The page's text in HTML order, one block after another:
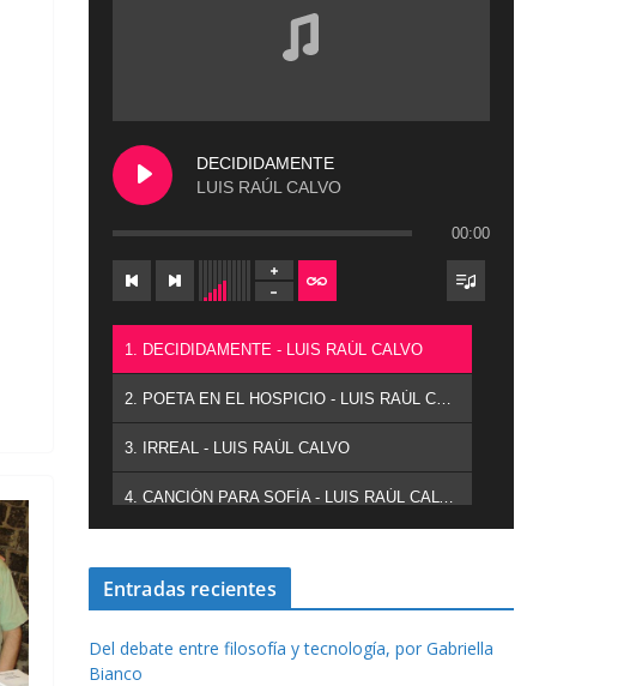
DECIDIDAMENTE
LUIS RAÚL CALVO
00:00
1. DECIDIDAMENTE - LUIS RAÚL CALVO
2. POETA EN EL HOSPICIO - LUIS RAÚL CALVO
3. IRREAL - LUIS RAÚL CALVO
Entradas recientes
Del debate entre filosofía y tecnología, por Gabriella
Bianco